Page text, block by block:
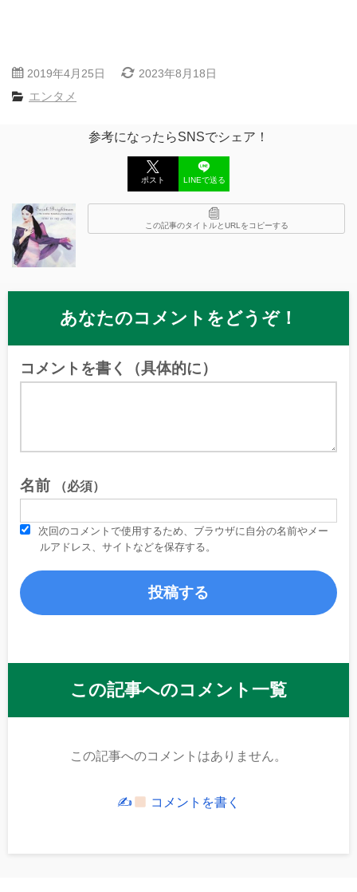
2019年4月25日 2023年8月18日
エンタメ
参考になったらSNSでシェア！
ポスト LINEで送る
この記事のタイトルとURLをコピーする
あなたのコメントをどうぞ！
コメントを書く（具体的に）
名前 （必須）
次回のコメントで使用するため、ブラウザに自分の名前やメー
ルアドレス、サイトなどを保存する。
この記事へのコメント一覧
この記事へのコメントはありません。
✍ コメントを書く